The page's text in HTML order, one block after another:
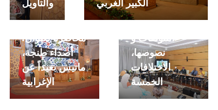
والتأويل
الكبير الغربي
محاضرة بعنوان:
أصداء طنجة،
ماتيس بعيداً عن
الإغرابية
محاضرة تحت
عنوان :
المؤلفات و
نصوصها،
الاختلافات
الخمسة
محاضرة تحت
عنوان: الاحتلال
البرتغالي لسبتة